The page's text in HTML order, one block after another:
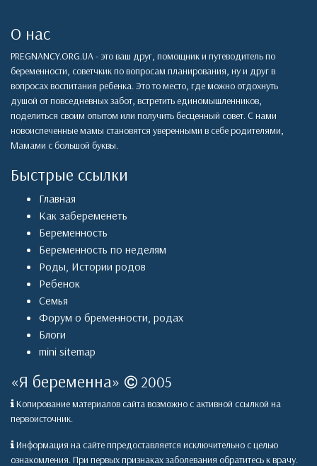
О нас
PREGNANCY.ORG.UA - это ваш друг, помощник и путеводитель по
беременности, советчкик по вопросам планирования, ну и друг в
вопросах воспитания ребенка. Это то место, где можно отдохнуть
душой от повседневных забот, встретить единомышленников,
поделиться своим опытом или получить бесценный совет. С нами
новоиспеченные мамы становятся уверенными в себе родителями,
Мамами с большой буквы.
Быстрые ссылки
Главная
Как забеременеть
Беременность
Беременность по неделям
Роды, Истории родов
Ребенок
Семья
Форум о бременности, родах
Блоги
mini sitemap
«Я беременна» 2005
Копирование материалов сайта возможно с активной ссылкой на
первоисточник.
Информация на сайте ппредоставляется исключительно с целью
ознакомления. При первых признаках заболевания обратитесь к врачу.